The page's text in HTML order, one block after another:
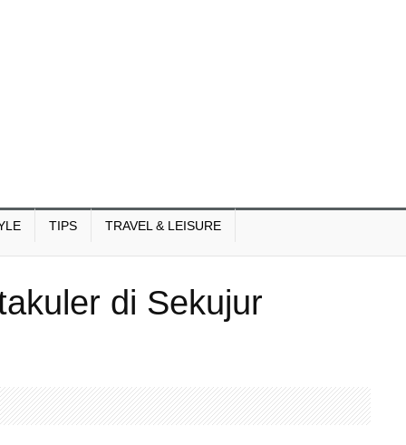
TIPS TRAVEL & LEISURE
di Sekujur